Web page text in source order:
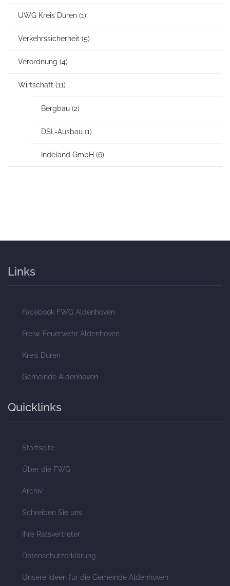
UWG Kreis Düren (1)
Verkehrssicherheit (5)
Verordnung (4)
Wirtschaft (11)
Bergbau (2)
DSL-Ausbau (1)
Indeland GmbH (6)
Links
Facebook FWG Aldenhoven
Freiw. Feuerwehr Aldenhoven
Kreis Düren
Gemeinde Aldenhoven
Quicklinks
Startseite
Über die FWG
Archiv
Schreiben Sie uns
Ihre Ratsvertreter
Datenschutzerklärung
Unsere Ideen für die Gemeinde Aldenhoven